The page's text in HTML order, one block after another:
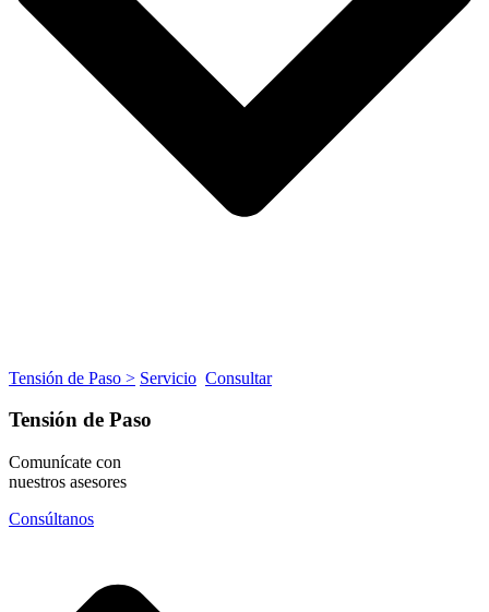
Tensión de Paso > Servicio Consultar
Tensión de Paso
Comunícate con
nuestros asesores
Consúltanos